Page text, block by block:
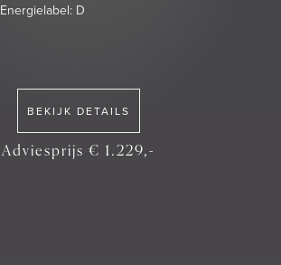
Energielabel: D
BEKIJK DETAILS
Adviesprijs € 1.229,-